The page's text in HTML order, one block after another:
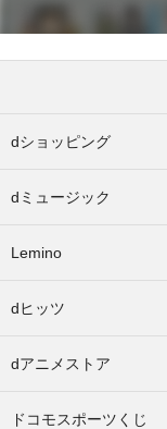
dショッピング
dミュージック
Lemino
dヒッツ
dアニメストア
ドコモスポーツくじ